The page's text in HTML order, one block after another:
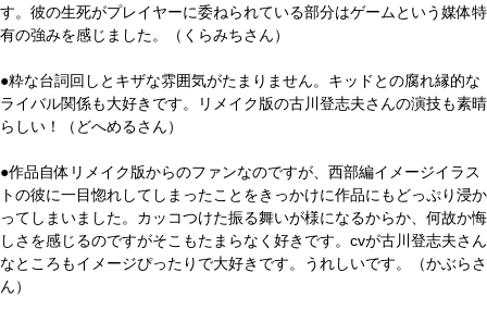
す。彼の生死がプレイヤーに委ねられている部分はゲームという媒体特
有の強みを感じました。（くらみちさん）
●粋な台詞回しとキザな雰囲気がたまりません。キッドとの腐れ縁的な
ライバル関係も大好きです。リメイク版の古川登志夫さんの演技も素晴
らしい！（どへめるさん）
●作品自体リメイク版からのファンなのですが、西部編イメージイラス
トの彼に一目惚れしてしまったことをきっかけに作品にもどっぷり浸か
ってしまいました。カッコつけた振る舞いが様になるからか、何故か悔
しさを感じるのですがそこもたまらなく好きです。cvが古川登志夫さん
なところもイメージぴったりで大好きです。うれしいです。（かぶらさ
ん）